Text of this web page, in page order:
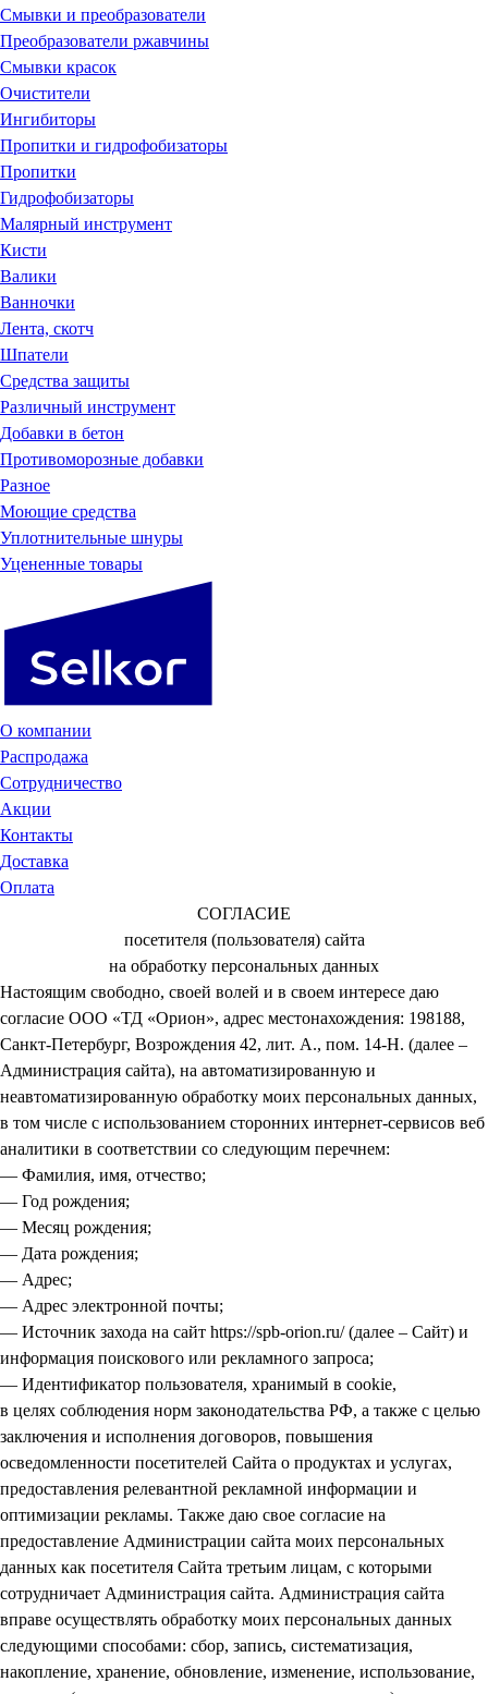
Смывки и преобразователи
Преобразователи ржавчины
Смывки красок
Очистители
Ингибиторы
Пропитки и гидрофобизаторы
Пропитки
Гидрофобизаторы
Малярный инструмент
Кисти
Валики
Ванночки
Лента, скотч
Шпатели
Средства защиты
Различный инструмент
Добавки в бетон
Противоморозные добавки
Разное
Моющие средства
Уплотнительные шнуры
Уцененные товары
О компании
Распродажа
Сотрудничество
Акции
Контакты
Доставка
Оплата
СОГЛАСИЕ
посетителя (пользователя) сайта
на обработку персональных данных
Настоящим свободно, своей волей и в своем интересе даю
согласие ООО «ТД «Орион», адрес местонахождения: 198188,
Санкт-Петербург, Возрождения 42, лит. А., пом. 14-Н. (далее –
Администрация сайта), на автоматизированную и
неавтоматизированную обработку моих персональных данных,
в том числе с использованием сторонних интернет-сервисов веб
аналитики в соответствии со следующим перечнем:
— Фамилия, имя, отчество;
— Год рождения;
— Месяц рождения;
— Дата рождения;
— Адрес;
— Адрес электронной почты;
— Источник захода на сайт https://spb-orion.ru/ (далее – Сайт) и
информация поискового или рекламного запроса;
— Идентификатор пользователя, хранимый в cookie,
в целях соблюдения норм законодательства РФ, а также с целью
заключения и исполнения договоров, повышения
осведомленности посетителей Сайта о продуктах и услугах,
предоставления релевантной рекламной информации и
оптимизации рекламы. Также даю свое согласие на
предоставление Администрации сайта моих персональных
данных как посетителя Сайта третьим лицам, с которыми
сотрудничает Администрация сайта. Администрация сайта
вправе осуществлять обработку моих персональных данных
следующими способами: сбор, запись, систематизация,
накопление, хранение, обновление, изменение, использование,